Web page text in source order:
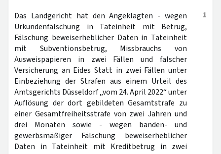
1
Das Landgericht hat den Angeklagten - wegen
Urkundenfälschung in Tateinheit mit Betrug,
Fälschung beweiserheblicher Daten in Tateinheit
mit Subventionsbetrug, Missbrauchs von
Ausweispapieren in zwei Fällen und falscher
Versicherung an Eides Statt in zwei Fällen unter
Einbeziehung der Strafen aus einem Urteil des
Amtsgerichts Düsseldorf „vom 24. April 2022“ unter
Auflösung der dort gebildeten Gesamtstrafe zu
einer Gesamtfreiheitsstrafe von zwei Jahren und
drei Monaten sowie - wegen banden- und
gewerbsmäßiger Fälschung beweiserheblicher
Daten in Tateinheit mit Kreditbetrug in zwei